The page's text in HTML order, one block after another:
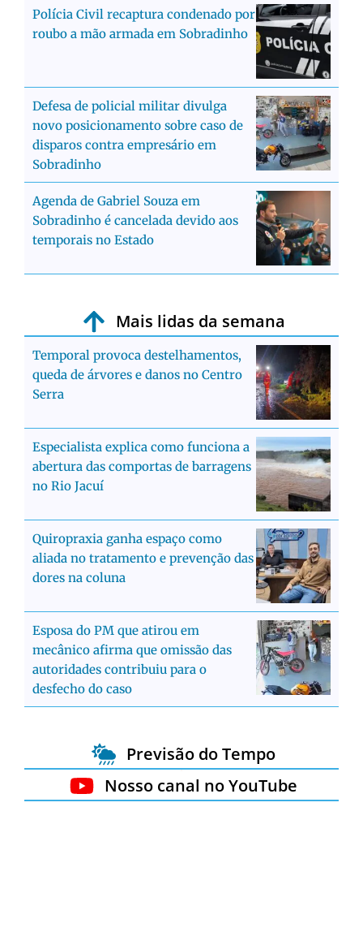
Polícia Civil recaptura condenado por
roubo a mão armada em Sobradinho
Defesa de policial militar divulga
novo posicionamento sobre caso de
disparos contra empresário em
Sobradinho
Agenda de Gabriel Souza em
Sobradinho é cancelada devido aos
temporais no Estado
Mais lidas da semana
Temporal provoca destelhamentos,
queda de árvores e danos no Centro
Serra
Especialista explica como funciona a
abertura das comportas de barragens
no Rio Jacuí
Quiropraxia ganha espaço como
aliada no tratamento e prevenção das
dores na coluna
Esposa do PM que atirou em
mecânico afirma que omissão das
autoridades contribuiu para o
desfecho do caso
Previsão do Tempo
Nosso canal no YouTube